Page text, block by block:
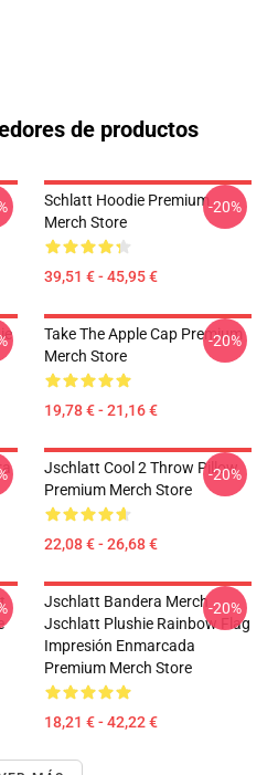
de productos
Schlatt Hoodie Premium
Merch Store
39,51 € - 45,95 €
-20%
Take The Apple Cap Premium
Merch Store
19,78 € - 21,16 €
-20%
Jschlatt Cool 2 Throw Pillow
Premium Merch Store
22,08 € - 26,68 €
-20%
Jschlatt Bandera Merch
Jschlatt Plushie Rainbow Flag
Impresión Enmarcada
Premium Merch Store
18,21 € - 42,22 €
-20%